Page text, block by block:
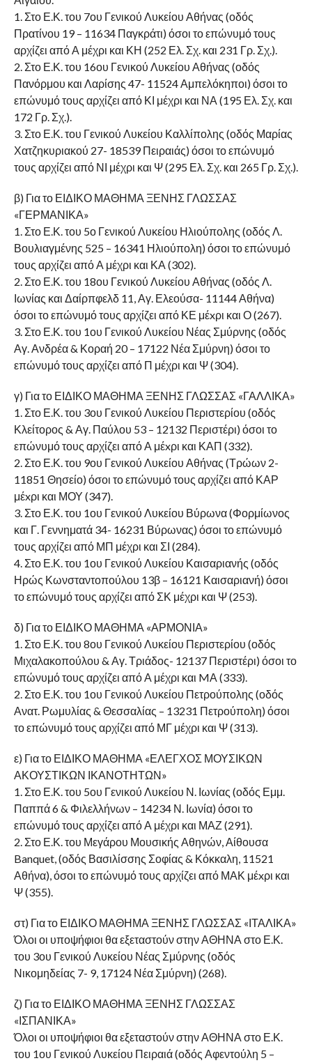
1. Στο Ε.Κ. του 7ου Γενικού Λυκείου Αθήνας (οδός
Πρατίνου 19 – 11634 Παγκράτι) όσοι το επώνυμό τους
αρχίζει από Α μέχρι και ΚΗ (252 Ελ. Σχ. και 231 Γρ. Σχ.).
2. Στο Ε.Κ. του 16ου Γενικού Λυκείου Αθήνας (οδός
Πανόρμου και Λαρίσης 47- 11524 Αμπελόκηποι) όσοι το
επώνυμό τους αρχίζει από ΚΙ μέχρι και ΝΑ (195 Ελ. Σχ. και
172 Γρ. Σχ.).
3. Στο Ε.Κ. του Γενικού Λυκείου Καλλίπολης (οδός Μαρίας
Χατζηκυριακού 27- 18539 Πειραιάς) όσοι το επώνυμό
τους αρχίζει από ΝΙ μέχρι και Ψ (295 Ελ. Σχ. και 265 Γρ. Σχ.).
β) Για το ΕΙΔΙΚΟ ΜΑΘΗΜΑ ΞΕΝΗΣ ΓΛΩΣΣΑΣ
«ΓΕΡΜΑΝΙΚΑ»
1. Στο Ε.Κ. του 5ο Γενικού Λυκείου Ηλιούπολης (οδός Λ.
Βουλιαγμένης 525 – 16341 Ηλιούπολη) όσοι το επώνυμό
τους αρχίζει από Α μέχρι και ΚΑ (302).
2. Στο Ε.Κ. του 18ου Γενικού Λυκείου Αθήνας (οδός Λ.
Ιωνίας και Δαίρπφελδ 11, Αγ. Ελεούσα- 11144 Αθήνα)
όσοι το επώνυμό τους αρχίζει από ΚΕ μέxρι και Ο (267).
3. Στο Ε.Κ. του 1ου Γενικού Λυκείου Νέας Σμύρνης (οδός
Αγ. Ανδρέα & Κοραή 20 – 17122 Νέα Σμύρνη) όσοι το
επώνυμό τους αρχίζει από Π μέχρι και Ψ (304).
γ) Για το ΕΙΔΙΚΟ ΜΑΘΗΜΑ ΞΕΝΗΣ ΓΛΩΣΣΑΣ «ΓΑΛΛΙΚΑ»
1. Στο Ε.Κ. του 3ου Γενικού Λυκείου Περιστερίου (οδός
Κλείτορος & Αγ. Παύλου 53 – 12132 Περιστέρι) όσοι το
επώνυμό τους αρχίζει από Α μέxρι και ΚΑΠ (332).
2. Στο Ε.Κ. του 9ου Γενικού Λυκείου Αθήνας (Τρώων 2-
11851 Θησείο) όσοι το επώνυμό τους αρχίζει από ΚΑΡ
μέxρι και ΜΟΥ (347).
3. Στο Ε.Κ. του 1ου Γενικού Λυκείου Βύρωνα (Φορμίωνος
και Γ. Γεννηματά 34- 16231 Βύρωνας) όσοι το επώνυμό
τους αρχίζει από ΜΠ μέχρι και ΣΙ (284).
4. Στο Ε.Κ. του 1ου Γενικού Λυκείου Καισαριανής (οδός
Ηρώς Κωνσταντοπούλου 13β – 16121 Καισαριανή) όσοι
το επώνυμό τους αρχίζει από ΣΚ μέχρι και Ψ (253).
δ) Για το ΕΙΔΙΚΟ ΜΑΘΗΜΑ «ΑΡΜΟΝΙΑ»
1. Στο Ε.Κ. του 8ου Γενικού Λυκείου Περιστερίου (οδός
Μιχαλακοπούλου & Αγ. Τριάδος- 12137 Περιστέρι) όσοι το
επώνυμό τους αρχίζει από Α μέχρι και MΑ (333).
2. Στο Ε.Κ. του 1ου Γενικού Λυκείου Πετρούπολης (οδός
Ανατ. Ρωμυλίας & Θεσσαλίας – 13231 Πετρούπολη) όσοι
το επώνυμό τους αρχίζει από ΜΓ μέχρι και Ψ (313).
ε) Για το ΕΙΔΙΚΟ ΜΑΘΗΜΑ «ΕΛΕΓΧΟΣ ΜΟΥΣΙΚΩΝ
ΑΚΟΥΣΤΙΚΩΝ ΙΚΑΝΟΤΗΤΩΝ»
1. Στο Ε.Κ. του 5ου Γενικού Λυκείου Ν. Ιωνίας (οδός Εμμ.
Παππά 6 & Φιλελλήνων – 14234 Ν. Ιωνία) όσοι το
επώνυμό τους αρχίζει από Α μέχρι και ΜΑΖ (291).
2. Στο Ε.Κ. του Μεγάρου Μουσικής Αθηνών, Αίθουσα
Banquet, (οδός Βασιλίσσης Σοφίας & Κόκκαλη, 11521
Αθήνα), όσοι το επώνυμό τους αρχίζει από ΜΑΚ μέxρι και
Ψ (355).
στ) Για το ΕΙΔΙΚΟ ΜΑΘΗΜΑ ΞΕΝΗΣ ΓΛΩΣΣΑΣ «ΙΤΑΛΙΚΑ»
Όλοι οι υποψήφιοι θα εξεταστούν στην ΑΘΗΝΑ στο Ε.Κ.
του 3ου Γενικού Λυκείου Νέας Σμύρνης (οδός
Νικομηδείας 7- 9, 17124 Νέα Σμύρνη) (268).
ζ) Για το ΕΙΔΙΚΟ ΜΑΘΗΜΑ ΞΕΝΗΣ ΓΛΩΣΣΑΣ
«ΙΣΠΑΝΙΚΑ»
Όλοι οι υποψήφιοι θα εξεταστούν στην ΑΘΗΝΑ στο Ε.Κ.
του 1ου Γενικού Λυκείου Πειραιά (οδός Αφεντούλη 5 –